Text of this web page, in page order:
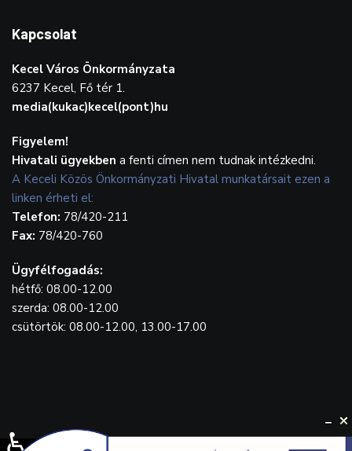
Kapcsolat
Kecel Város Önkormányzata
6237 Kecel, Fő tér 1.
media(kukac)kecel(pont)hu
Figyelem!
Hivatali ügyekben a fenti címen nem tudnak intézkedni.
A Keceli Közös Önkormányzati Hivatal munkatársait ezen a
linken érheti el:
Telefon: 78/420-211
Fax: 78/420-760
Ügyfélfogadás:
hétfő: 08.00-12.00
szerda: 08.00-12.00
csütörtök: 08.00-12.00, 13.00-17.00